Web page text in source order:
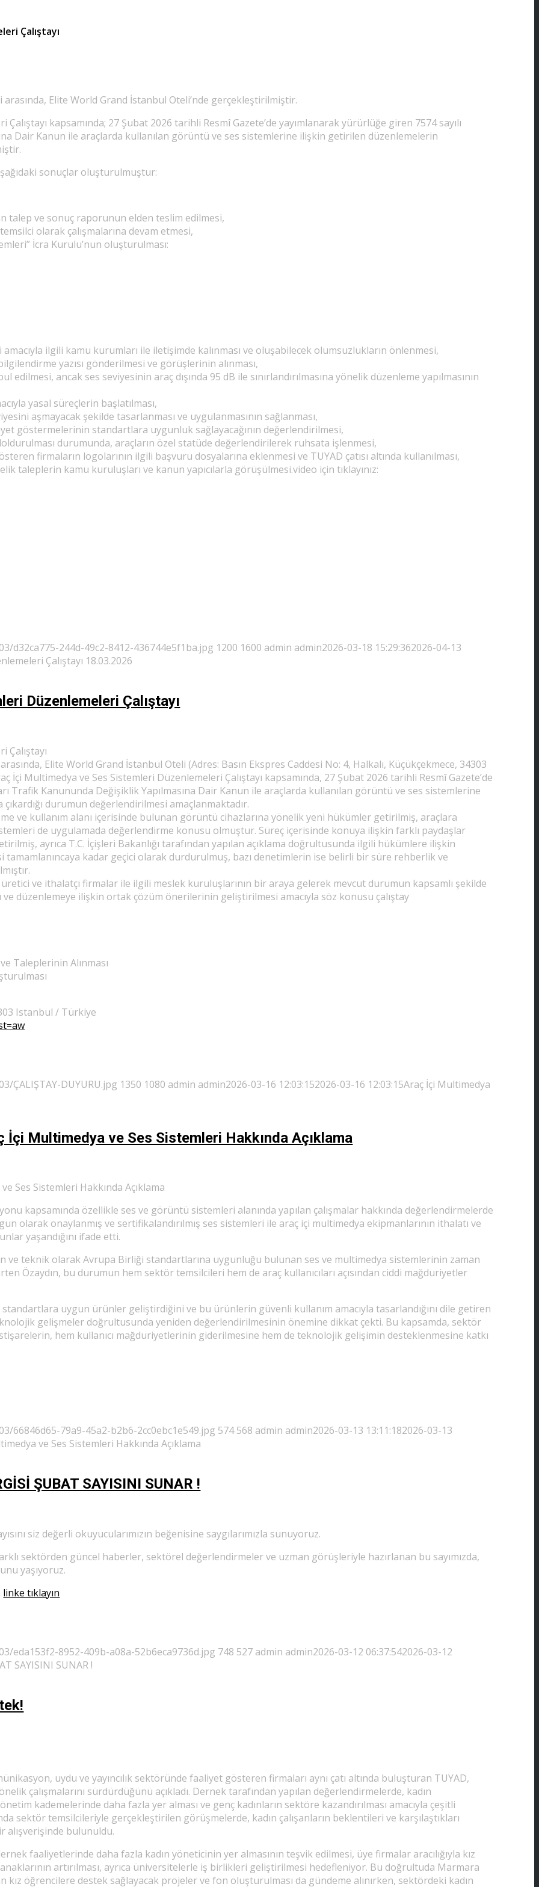
Çalıştayı
Elite World Grand İstanbul Oteli’nde gerçekleştirilmiştir.
kapsamında; 27 Şubat 2026 tarihli Resmî Gazete’de yayımlanarak yürürlüğe giren 7574 sayılı
Dair Kanun ile araçlarda kullanılan görüntü ve ses sistemlerine ilişkin getirilen düzenlemelerin
sonuçlar oluşturulmuştur:
talep ve sonuç raporunun elden teslim edilmesi,
olarak çalışmalarına devam etmesi,
İcra Kurulu’nun oluşturulması:
ilgili kamu kurumları ile iletişimde kalınması ve oluşabilecek olumsuzlukların önlenmesi,
yazısı gönderilmesi ve görüşlerinin alınması,
ancak ses seviyesinin araç dışında 95 dB ile sınırlandırılmasına yönelik düzenleme yapılmasının
yasal süreçlerin başlatılması,
aşmayacak şekilde tasarlanması ve uygulanmasının sağlanması,
göstermelerinin standartlara uygunluk sağlayacağının değerlendirilmesi,
durumunda, araçların özel statüde değerlendirilerek ruhsata işlenmesi,
firmaların logolarının ilgili başvuru dosyalarına eklenmesi ve TUYAD çatısı altında kullanılması,
taleplerin kamu kuruluşları ve kanun yapıcılarla görüşülmesi.video için tıklayınız:
244d-49c2-8412-436744e5f1ba.jpg 1200 1600 admin admin2026-03-18 15:29:362026-04-13
Çalıştayı 18.03.2026
Düzenlemeleri Çalıştayı
Çalıştayı
Elite World Grand İstanbul Oteli (Adres: Basın Ekspres Caddesi No: 4, Halkalı, Küçükçekmece, 34303
Multimedya ve Ses Sistemleri Düzenlemeleri Çalıştayı kapsamında, 27 Şubat 2026 tarihli Resmî Gazete’de
Trafik Kanununda Değişiklik Yapılmasına Dair Kanun ile araçlarda kullanılan görüntü ve ses sistemlerine
durumun değerlendirilmesi amaçlanmaktadır.
ve kullanım alanı içerisinde bulunan görüntü cihazlarına yönelik yeni hükümler getirilmiş, araçlara
de uygulamada değerlendirme konusu olmuştur. Süreç içerisinde konuya ilişkin farklı paydaşlar
ayrıca T.C. İçişleri Bakanlığı tarafından yapılan açıklama doğrultusunda ilgili hükümlere ilişkin
tamamlanıncaya kadar geçici olarak durdurulmuş, bazı denetimlerin ise belirli bir süre rehberlik ve
ve ithalatçı firmalar ile ilgili meslek kuruluşlarının bir araya gelerek mevcut durumun kapsamlı şekilde
düzenlemeye ilişkin ortak çözüm önerilerinin geliştirilmesi amacıyla söz konusu çalıştay
Taleplerinin Alınması
Istanbul / Türkiye
ÇALIŞTAY-DUYURU.jpg 1350 1080 admin admin2026-03-16 12:03:152026-03-16 12:03:15Araç İçi Multimedya
İçi Multimedya ve Ses Sistemleri Hakkında Açıklama
Ses Sistemleri Hakkında Açıklama
kapsamında özellikle ses ve görüntü sistemleri alanında yapılan çalışmalar hakkında değerlendirmelerde
olarak onaylanmış ve sertifikalandırılmış ses sistemleri ile araç içi multimedya ekipmanlarının ithalatı ve
yaşandığını ifade etti.
ve teknik olarak Avrupa Birliği standartlarına uygunluğu bulunan ses ve multimedya sistemlerinin zaman
Özaydın, bu durumun hem sektör temsilcileri hem de araç kullanıcıları açısından ciddi mağduriyetler
uygun ürünler geliştirdiğini ve bu ürünlerin güvenli kullanım amacıyla tasarlandığını dile getiren
gelişmeler doğrultusunda yeniden değerlendirilmesinin önemine dikkat çekti. Bu kapsamda, sektör
hem kullanıcı mağduriyetlerinin giderilmesine hem de teknolojik gelişimin desteklenmesine katkı
79a9-45a2-b2b6-2cc0ebc1e549.jpg 574 568 admin admin2026-03-13 13:11:182026-03-13
ve Ses Sistemleri Hakkında Açıklama
ŞUBAT SAYISINI SUNAR !
siz değerli okuyucularımızın beğenisine saygılarımızla sunuyoruz.
sektörden güncel haberler, sektörel değerlendirmeler ve uzman görüşleriyle hazırlanan bu sayımızda,
yaşıyoruz.
linke tıklayın
eda153f2-8952-409b-a08a-52b6eca9736d.jpg 748 527 admin admin2026-03-12 06:37:542026-03-12
SAYISINI SUNAR !
uydu ve yayıncılık sektöründe faaliyet gösteren firmaları aynı çatı altında buluşturan TUYAD,
çalışmalarını sürdürdüğünü açıkladı. Dernek tarafından yapılan değerlendirmelerde, kadın
kademelerinde daha fazla yer alması ve genç kadınların sektöre kazandırılması amacıyla çeşitli
sektör temsilcileriyle gerçekleştirilen görüşmelerde, kadın çalışanların beklentileri ve karşılaştıkları
alışverişinde bulunuldu.
faaliyetlerinde daha fazla kadın yöneticinin yer almasının teşvik edilmesi, üye firmalar aracılığıyla kız
artırılması, ayrıca üniversitelerle iş birlikleri geliştirilmesi hedefleniyor. Bu doğrultuda Marmara
öğrencilere destek sağlayacak projeler ve fon oluşturulması da gündeme alınırken, sektördeki kadın